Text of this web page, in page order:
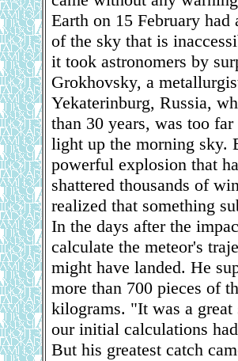
Earth on 15 February
of the sky that is
it took astronomers by
Grokhovsky, a
Yekaterinburg, Russia,
than 30 years, was too
light up the morning sky.
powerful explosion that
shattered thousands of
realized that something
In the days after the
calculate the meteor's
might have landed. He
more than 700 pieces of
kilograms. "It was a
our initial calculations
But his greatest catch